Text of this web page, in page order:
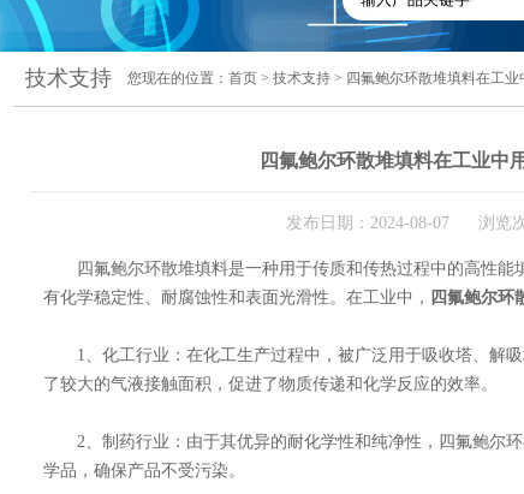
技术支持 您现在的位置： 首页 > 技术支持 > 四氟鲍尔环散堆填料在工业
四氟鲍尔环散堆填料在工业中
发布日期：2024-08-07 浏览
四氟鲍尔环散堆填料是一种用于传质和传热过程中的高性能
有化学稳定性、耐腐蚀性和表面光滑性。在工业中， 四氟鲍尔环
1、化工行业：在化工生产过程中，被广泛用于吸收塔、解吸
了较大的气液接触面积，促进了物质传递和化学反应的效率。
2、制药行业：由于其优异的耐化学性和纯净性，四氟鲍尔环
学品，确保产品不受污染。